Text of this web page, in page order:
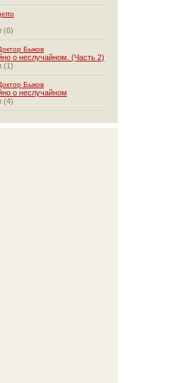
(6)
Быков
о неслучайном. (Часть 2)
(1)
Быков
о неслучайном
(4)